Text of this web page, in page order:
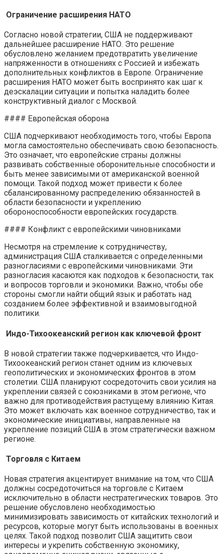
Ограничение расширения НАТО
Согласно новой стратегии, США не поддерживают
дальнейшее расширение НАТО. Это решение
обусловлено желанием предотвратить увеличение
напряженности в отношениях с Россией и избежать
дополнительных конфликтов в Европе. Ограничение
расширения НАТО может быть воспринято как шаг к
деэскалации ситуации и попытка наладить более
конструктивный диалог с Москвой.
#### Европейская оборона
США подчеркивают необходимость того, чтобы Европа
могла самостоятельно обеспечивать свою безопасность.
Это означает, что европейские страны должны
развивать собственные оборонительные способности и
быть менее зависимыми от американской военной
помощи. Такой подход может привести к более
сбалансированному распределению обязанностей в
области безопасности и укреплению
обороноспособности европейских государств.
#### Конфликт с европейскими чиновниками
Несмотря на стремление к сотрудничеству,
администрация США сталкивается с определенными
разногласиями с европейскими чиновниками. Эти
разногласия касаются как подходов к безопасности, так
и вопросов торговли и экономики. Важно, чтобы обе
стороны смогли найти общий язык и работать над
созданием более эффективной и взаимовыгодной
политики.
Индо-Тихоокеанский регион как ключевой фронт
В новой стратегии также подчеркивается, что Индо-
Тихоокеанский регион станет одним из ключевых
геополитических и экономических фронтов в этом
столетии. США планируют сосредоточить свои усилия на
укреплении связей с союзниками в этом регионе, что
важно для противодействия растущему влиянию Китая.
Это может включать как военное сотрудничество, так и
экономические инициативы, направленные на
укрепление позиций США в этом стратегически важном
регионе.
Торговля с Китаем
Новая стратегия акцентирует внимание на том, что США
должны сосредоточиться на торговле с Китаем
исключительно в области нестратегических товаров. Это
решение обусловлено необходимостью
минимизировать зависимость от китайских технологий и
ресурсов, которые могут быть использованы в военных
целях. Такой подход позволит США защитить свои
интересы и укрепить собственную экономику,